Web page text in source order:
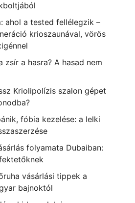
ahol a tested fellélegzik –
krioszaunával, vörös
zsír a hasra? A hasad nem
Kriolipolízis szalon gépet
fóbia kezelése: a lelki
folyamata Dubaiban:
vásárlási tippek a
bajnoktól